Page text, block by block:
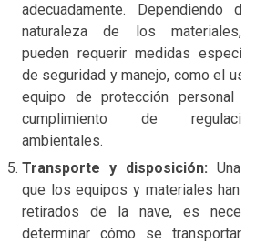
adecuadamente. Dependiendo de la
naturaleza de los materiales, se
pueden requerir medidas específicas
de seguridad y manejo, como el uso de
equipo de protección personal o el
cumplimiento de regulaciones
ambientales.
Transporte y disposición: Una vez
que los equipos y materiales han sido
retirados de la nave, es necesario
determinar cómo se transportarán y